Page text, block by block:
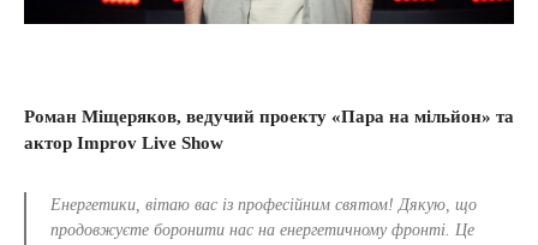
Роман Міщеряков, ведучий проекту «Пара на мільйон» та
актор Improv Live Show
Енергетики, вітаю вас із професійним святом! Дякую, що
продовжуєте боронити нас на енергетичному фронті. Це